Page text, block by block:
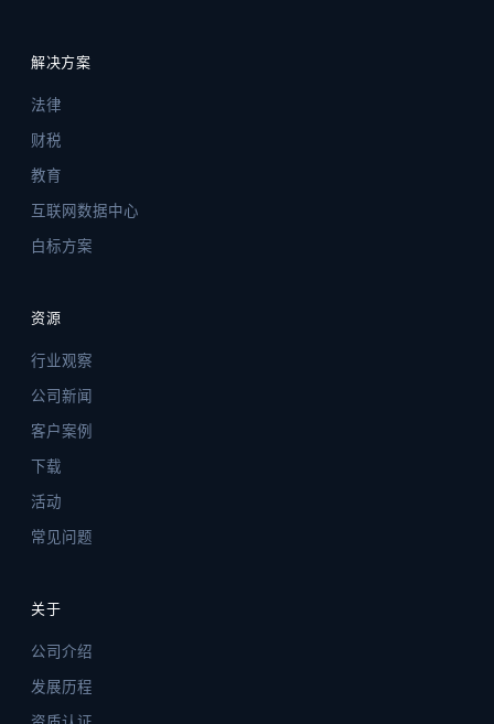
解决方案
法律
财税
教育
互联网数据中心
白标方案
资源
行业观察
公司新闻
客户案例
下载
活动
常见问题
关于
公司介绍
发展历程